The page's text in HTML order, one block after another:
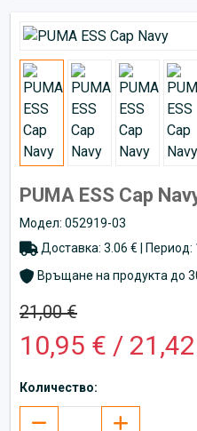
PUMA ESS Cap
Модел: 052919-03
Доставка: 3.06 € | Период:
Връщане на продукта до
21,00 €
10,95 € /
Количество: